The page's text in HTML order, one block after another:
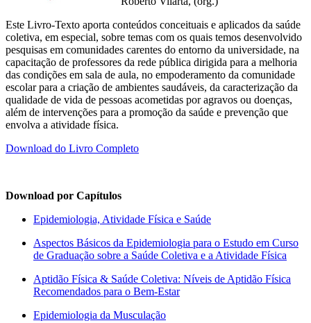
Este Livro-Texto aporta conteúdos conceituais e aplicados da saúde
coletiva, em especial, sobre temas com os quais temos desenvolvido
pesquisas em comunidades carentes do entorno da universidade, na
capacitação de professores da rede pública dirigida para a melhoria
das condições em sala de aula, no empoderamento da comunidade
escolar para a criação de ambientes saudáveis, da caracterização da
qualidade de vida de pessoas acometidas por agravos ou doenças,
além de intervenções para a promoção da saúde e prevenção que
envolva a atividade física.
Download do Livro Completo
Download por Capítulos
Epidemiologia, Atividade Física e Saúde
Aspectos Básicos da Epidemiologia para o Estudo em Curso
de Graduação sobre a Saúde Coletiva e a Atividade Física
Aptidão Física & Saúde Coletiva: Níveis de Aptidão Física
Recomendados para o Bem-Estar
Epidemiologia da Musculação